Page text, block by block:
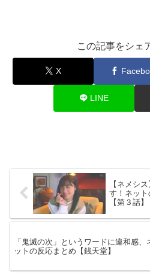
この記事をシェ
X
LINE
【ネメシ
す！ネッ
【第３話】
「鬼滅の次」というワードに違和感、
ットの反応まとめ【銭天堂】